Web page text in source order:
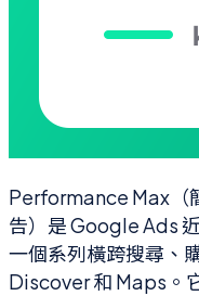
Performance Max（
告）是 Google Ads
一個系列橫跨搜尋、
Discover 和 Maps。